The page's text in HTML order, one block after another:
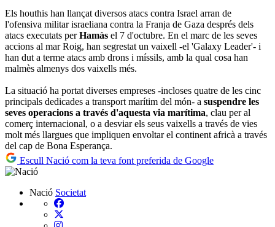
Els houthis han llançat diversos atacs contra Israel arran de
l'ofensiva militar israeliana contra la Franja de Gaza després dels
atacs executats perHamàs el 7 d'octubre. En el marc de les seves
accions al mar Roig, han segrestat un vaixell -el 'Galaxy Leader'- i
han dut a terme atacs amb drons i míssils, amb la qual cosa han
malmès almenys dos vaixells més.
La situació ha portat diverses empreses -incloses quatre de les cinc
principals dedicades a transport marítim del món- a suspendre les
seves operacions a través d'aquesta via marítima, clau per al
comerç internacional, o a desviar els seus vaixells a través de vies
molt més llargues que impliquen envoltar el continent africà a través
del cap de Bona Esperança.
Escull Nació com la teva font preferida de Google
Nació Societat